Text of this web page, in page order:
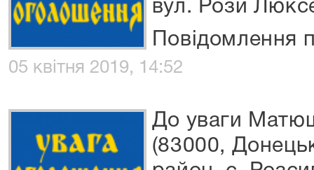
вул. Рози
Повідомлення
05 квітня 2019, 14:52
До уваги
(83000,